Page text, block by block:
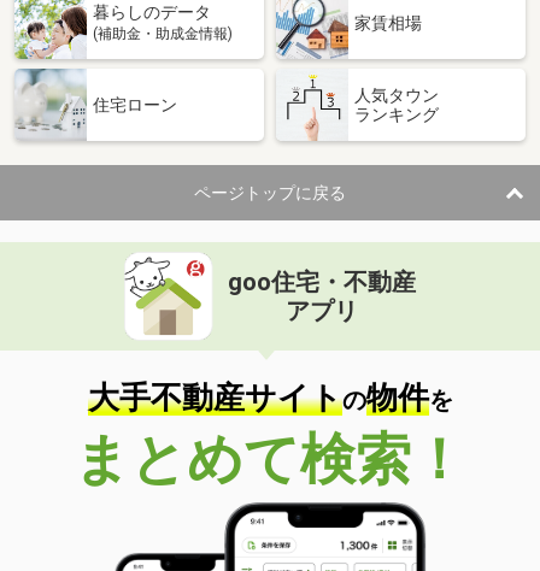
間取り
山口県山口市金古曽町
住 所
山口県山口市金古曽町
専有面積 180m²
間取り
5K
山口県山口市平井
価 格
住 所
山口県山口市平井
専有面積 23.18m²
間取り
1K
山口県防府市大字仁井令
価 格
4.75万円
山口県防府市大字仁井令
45.72m²
間取り
1LDK
暮らしのデータ
(補助金・助成金情報)
家賃相場
住宅ローン
人気タウン
ランキング
ページトップに戻る
goo住宅・不動産
アプリ
大手不動産サイトの物件を
まとめて検索！